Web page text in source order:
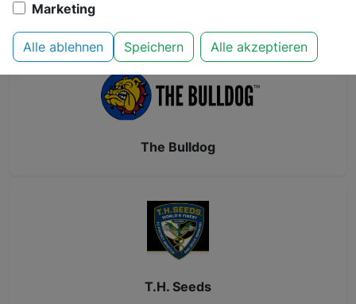
The Bulldog
T.H. Seeds
Marketing
Alle ablehnen Speichern Alle akzeptieren